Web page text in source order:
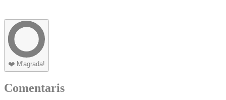
❤️ M'agrada!
Comentaris